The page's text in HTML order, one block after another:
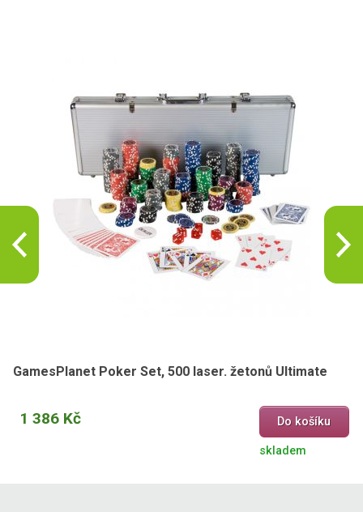
GamesPlanet Poker Set, 500 laser. žetonů Ultimate
1 386 Kč Do košíku
skladem